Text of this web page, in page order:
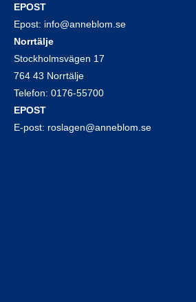
EPOST
Epost: info@anneblom.se
Norrtälje
Stockholmsvägen 17
764 43 Norrtälje
Telefon: 0176-55700
EPOST
E-post: roslagen@anneblom.se